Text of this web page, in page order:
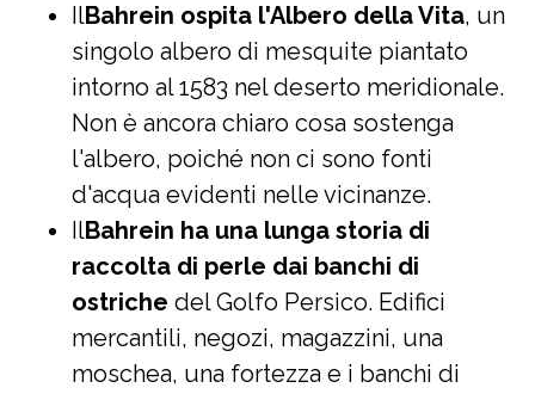
IlBahrein ospita l'Albero della Vita, un
singolo albero di mesquite piantato
intorno al 1583 nel deserto meridionale.
Non è ancora chiaro cosa sostenga
l'albero, poiché non ci sono fonti
d'acqua evidenti nelle vicinanze.
IlBahrein ha una lunga storia di
raccolta di perle dai banchi di
ostriche del Golfo Persico. Edifici
mercantili, negozi, magazzini, una
moschea, una fortezza e i banchi di